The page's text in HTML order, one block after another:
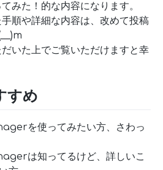
みた！的な内容になります。
順や詳細な内容は、改めて投稿
いた上でご覧いただけますと幸
すめ
を使ってみたい方、さわっ
は知ってるけど、詳しいこ